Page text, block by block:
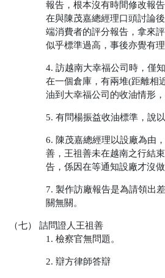
報告，根本沒有時間修改報
在與陳茂嘉總經理口頭討論
端消費者的評分報告，拿來
似乎標準過高，事後亦覺有理
4. 訪越南大幸福公司時，僅
在一個倉庫，有兩堆(距離相
油到大幸福公司的收油情形
5. 有問楊振益收油標準，說
6. 陳茂嘉總經理以設廠為由
善，王祖善未在越南之行結
告，係因在等通知設廠才沒做
7. 製作訪廠報告是為請領出
關無關。
（七） 詰問證人王祖善
1. 檢察官無問題。
2. 辯方律師答辯